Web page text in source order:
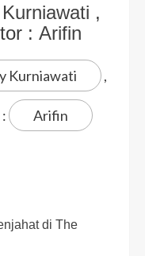
,
: Arifin
Kurniawati ,
Arifin
di The